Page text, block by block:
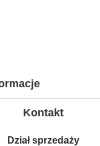
B38/B40/B41
połączenia Wi-Fi,
Kontakt
Dział sprzedaży